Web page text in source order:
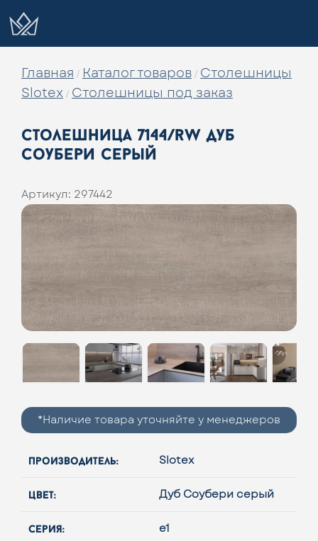
Главная / Каталог товаров / Столешницы
Slotex / Столешницы под заказ
столешница 7144/rw дуб
соубери серый
Артикул: 297442
*Наличие товара уточняйте у менеджеров
производитель: Slotex
цвет: Дуб Соубери серый
серия: e1